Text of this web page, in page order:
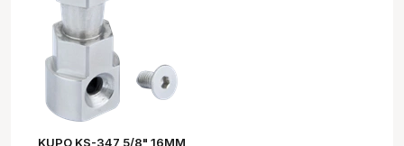
KUPO KS-347 5/8" 16MM